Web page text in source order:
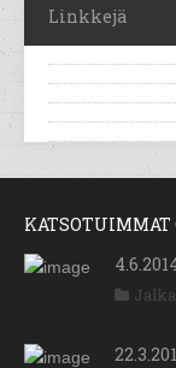
Linkkejä
KATSOTUIMMAT